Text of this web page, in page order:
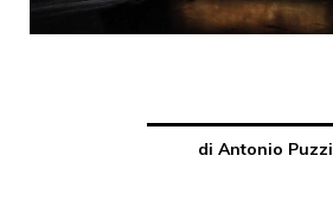
di Antonio Puzzi